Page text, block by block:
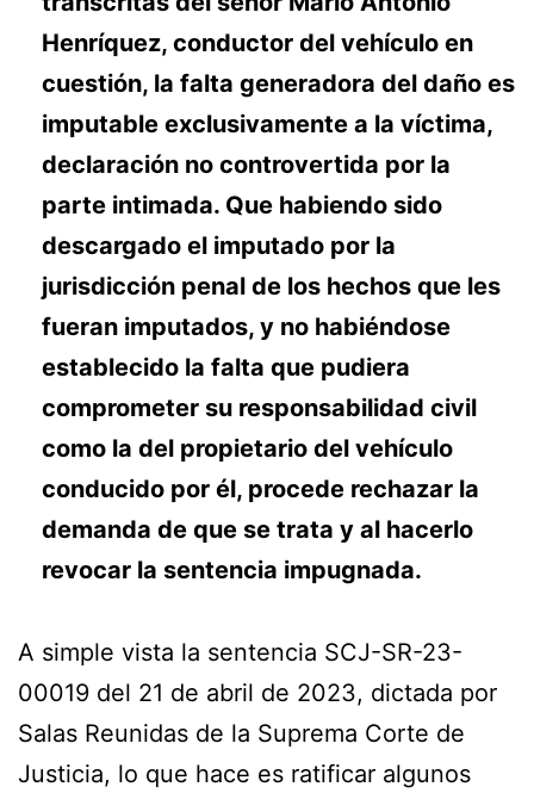
Henríquez, conductor del vehículo en
cuestión, la falta generadora del daño es
imputable exclusivamente a la víctima,
declaración no controvertida por la
parte intimada. Que habiendo sido
descargado el imputado por la
jurisdicción penal de los hechos que les
fueran imputados, y no habiéndose
establecido la falta que pudiera
comprometer su responsabilidad civil
como la del propietario del vehículo
conducido por él, procede rechazar la
demanda de que se trata y al hacerlo
revocar la sentencia impugnada.
A simple vista la sentencia SCJ-SR-23-
00019 del 21 de abril de 2023, dictada por
Salas Reunidas de la Suprema Corte de
Justicia, lo que hace es ratificar algunos